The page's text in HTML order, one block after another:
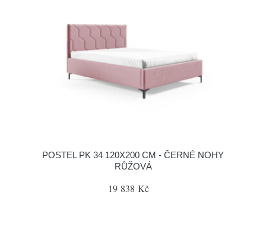
POSTEL PK 34 120X200 CM - ČERNÉ NOHY
RŮŽOVÁ
19 838 Kč